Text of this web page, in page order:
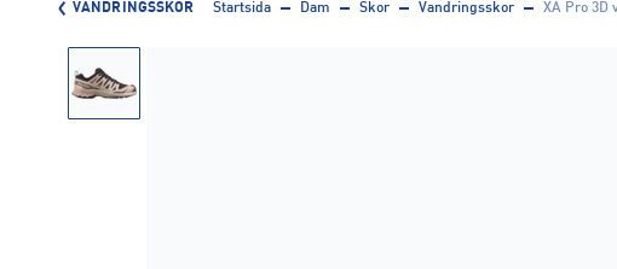
VANDRINGSSKOR Startsida Dam Skor Vandringsskor XA Pro 3D